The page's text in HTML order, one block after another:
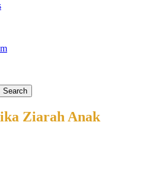
Search
Ziarah Anak